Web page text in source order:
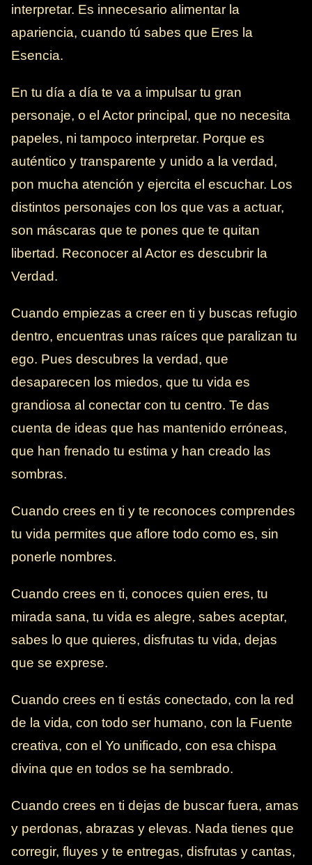
interpretar. Es innecesario alimentar la
apariencia, cuando tú sabes que Eres la
Esencia.
En tu día a día te va a impulsar tu gran
personaje, o el Actor principal, que no necesita
papeles, ni tampoco interpretar. Porque es
auténtico y transparente y unido a la verdad,
pon mucha atención y ejercita el escuchar. Los
distintos personajes con los que vas a actuar,
son máscaras que te pones que te quitan
libertad. Reconocer al Actor es descubrir la
Verdad.
Cuando empiezas a creer en ti y buscas refugio
dentro, encuentras unas raíces que paralizan tu
ego. Pues descubres la verdad, que
desaparecen los miedos, que tu vida es
grandiosa al conectar con tu centro. Te das
cuenta de ideas que has mantenido erróneas,
que han frenado tu estima y han creado las
sombras.
Cuando crees en ti y te reconoces comprendes
tu vida permites que aflore todo como es, sin
ponerle nombres.
Cuando crees en ti, conoces quien eres, tu
mirada sana, tu vida es alegre, sabes aceptar,
sabes lo que quieres, disfrutas tu vida, dejas
que se exprese.
Cuando crees en ti estás conectado, con la red
de la vida, con todo ser humano, con la Fuente
creativa, con el Yo unificado, con esa chispa
divina que en todos se ha sembrado.
Cuando crees en ti dejas de buscar fuera, amas
y perdonas, abrazas y elevas. Nada tienes que
corregir, fluyes y te entregas, disfrutas y cantas,